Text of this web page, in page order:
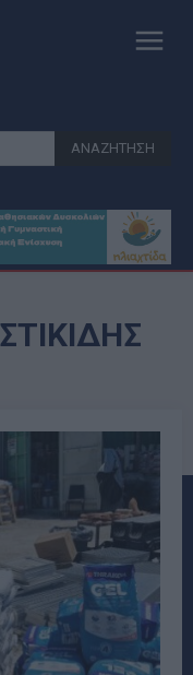
ΑΝΑΖΗΤΗΣΗ